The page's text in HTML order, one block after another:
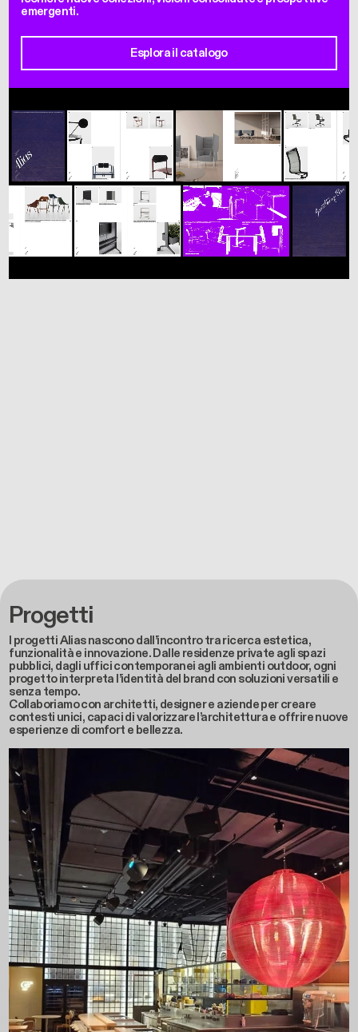
emergenti.
Esplora il catalogo
Progetti
I progetti Alias nascono dall’incontro tra ricerca estetica,
funzionalità e innovazione. Dalle residenze private agli spazi
pubblici, dagli uffici contemporanei agli ambienti outdoor, ogni
progetto interpreta l’identità del brand con soluzioni versatili e
senza tempo.
Collaboriamo con architetti, designer e aziende per creare
contesti unici, capaci di valorizzare l’architettura e offrire nuove
esperienze di comfort e bellezza.